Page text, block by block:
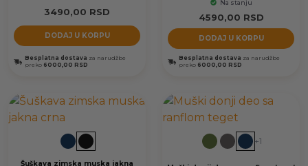
3490,00 RSD
DODAJ U KORPU
Besplatna dostava za narudžbe
preko 6000,00 RSD
Na stanju
4590,00 RSD
DODAJ U KORPU
Besplatna dostava za narudžbe
preko 6000,00 RSD
Šuškava zimska muska jakna
+1